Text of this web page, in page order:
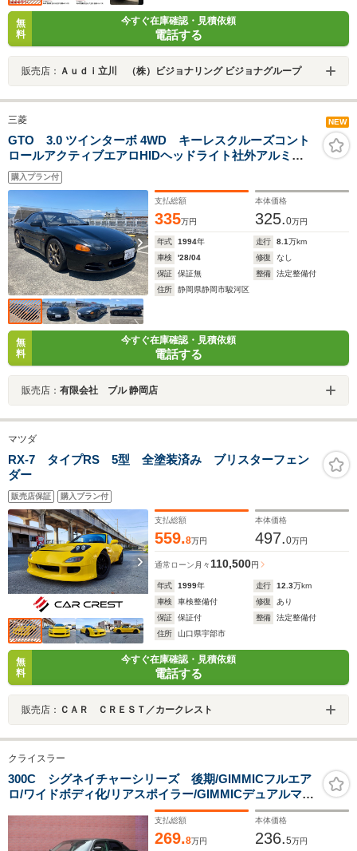
無
料
今すぐ在庫確認・見積依頼
電話する
販売店： Ａｕｄｉ立川 （株）ビジョナリング ビジョナグループ
三菱 NEW
GTO 3.0 ツインターボ 4WD キーレスクルーズコント
ロールアクティブエアロHIDヘッドライト社外アルミ
WedssportSA-7017AWスーパーメガフォンマフラー
購入プラン付
支払総額
335万円
本体価格
325.0万円
年式 1994年 走行 8.1万km
車検
'28/04 修復
なし
保証
保証無 整備
法定整備付
住所
静岡県静岡市駿河区
無
料
今すぐ在庫確認・見積依頼
電話する
販売店： 有限会社 ブル 静岡店
マツダ
RX-7 タイプRS 5型 全塗装済み ブリスターフェン
ダー
販売店保証 購入プラン付
支払総額
559.8万円
本体価格
497.0万円
通常ローン 月々110,500円
年式 1999年 走行 12.3万km
車検
車検整備付 修復
あり
保証
保証付 整備
法定整備付
住所
山口県宇部市
無
料
今すぐ在庫確認・見積依頼
電話する
販売店： ＣＡＲ ＣＲＥＳＴ／カークレスト
クライスラー
300C シグネイチャーシリーズ 後期/GIMMICフルエア
ロ/ワイドボディ化/リアスポイラー/GIMMICデュアルマフ
ラー/SPORZA24インチAW/エアサス/ビレットグリル/キ
ルトレザーシート/セカンドキャプテン4シート化/ブラッ
クウッド/SR/ナビ付/フルセグ/BT
支払総額
269.8万円
本体価格
236.5万円